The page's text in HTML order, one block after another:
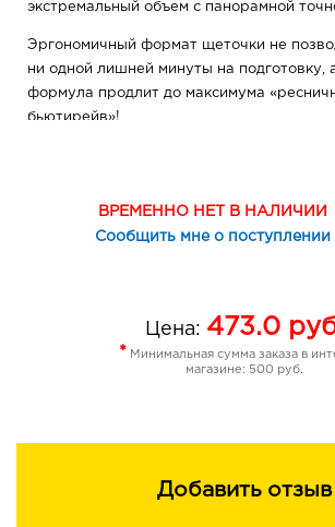
экстремальный объем с панорамной
Эргономичный формат щеточки не
ни одной лишней минуты на подготовку,
формула продлит до максимума
бьютирейв»!
креатив на новый уровень и неизбежно
центром внимания комбинирование
ВРЕМЕННО НЕТ В НАЛИЧИИ
Сообщить мне о поступлении
Цена: 473.0
* Минимальная сумма заказа в
магазине: 500 руб.
Добавить отзыв